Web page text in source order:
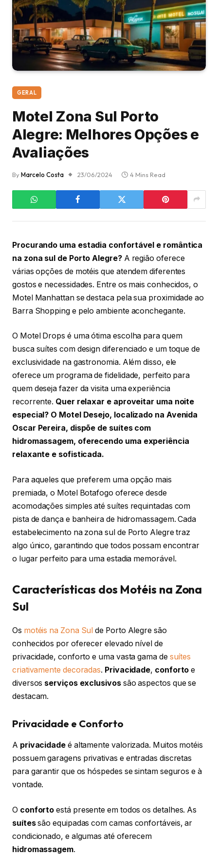
GERAL
Motel Zona Sul Porto
Alegre: Melhores Opções e
Avaliações
ByMarcelo Costa 23/06/2024 4 Mins Read
Procurando uma estadia confortável e romântica
na zona sul de Porto Alegre?A região oferece
várias opções de motéis que atendem diferentes
gostos e necessidades. Entre os mais conhecidos, o
Motel Manhattan se destaca pela sua proximidade ao
Barra Shopping e pelo ambiente aconchegante.
O Motel Drops é uma ótima escolha para quem
busca suítes com design diferenciado e um toque de
exclusividade na gastronomia. Além disso, ele
oferece um programa de fidelidade, perfeito para
quem deseja fazer da visita uma experiência
recorrente. Quer relaxar e aproveitar uma noite
especial? O Motel Desejo, localizado na Avenida
Oscar Pereira, dispõe de suítes com
hidromassagem, oferecendo uma experiência
relaxante e sofisticada.
Para aqueles que preferem uma opção mais
premiada, o Motel Botafogo oferece desde
acomodações simples até suítes requintadas com
pista de dança e banheira de hidromassagem. Cada
estabelecimento na zona sul de Porto Alegre traz
algo único, garantindo que todos possam encontrar
o lugar perfeito para uma estadia memorável.
Características dos Motéis na Zona
Sul
Os motéis na Zona Sul de Porto Alegre são
conhecidos por oferecer elevado nível de
privacidade, conforto e uma vasta gama de suítes
criativamente decoradas. Privacidade, conforto e
diversos serviços exclusivossão aspectos que se
destacam.
Privacidade e Conforto
A privacidadeé altamente valorizada. Muitos motéis
possuem garagens privativas e entradas discretas
para garantir que os hóspedes se sintam seguros e à
vontade.
O conforto está presente em todos os detalhes. As
suítessão equipadas com camas confortáveis, ar
condicionado, e algumas até oferecem
hidromassagem.